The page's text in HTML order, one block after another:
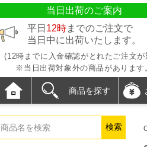
当日出荷のご案内
平日 12時までのご注文で
当日中に出荷いたします。
(12時までに入金確認がとれたご注文が
※当日出荷対象外の商品があります
商品を探す